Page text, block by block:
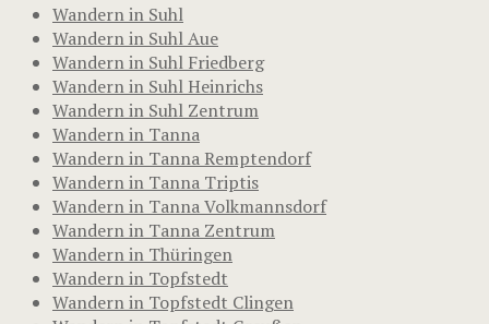
Wandern in Suhl
Wandern in Suhl Aue
Wandern in Suhl Friedberg
Wandern in Suhl Heinrichs
Wandern in Suhl Zentrum
Wandern in Tanna
Wandern in Tanna Remptendorf
Wandern in Tanna Triptis
Wandern in Tanna Volkmannsdorf
Wandern in Tanna Zentrum
Wandern in Thüringen
Wandern in Topfstedt
Wandern in Topfstedt Clingen